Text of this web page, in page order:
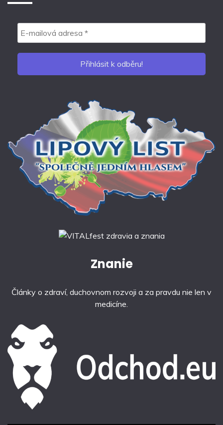
Znanie
Články o zdraví, duchovnom rozvoji a za pravdu nie len v
medicíne.